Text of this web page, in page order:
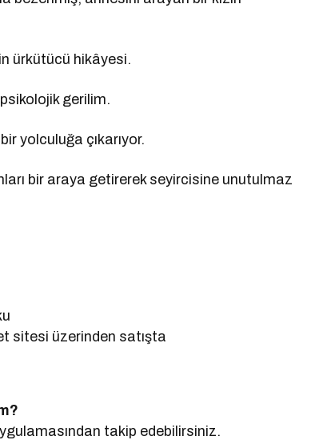
ürkütücü hikâyesi.
gerilim.
yolculuğa çıkarıyor.
bir araya getirerek seyircisine unutulmaz
sitesi üzerinden satışta
takip edebilirsiniz.